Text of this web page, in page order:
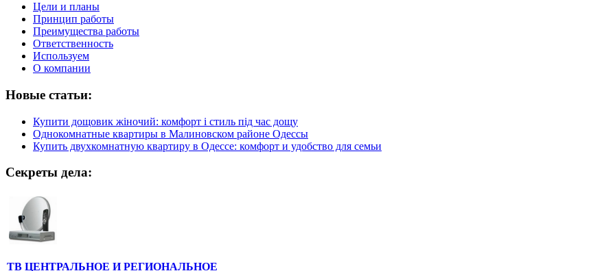
Цели и планы
Принцип работы
Преимущества работы
Ответственность
Используем
О компании
Новые статьи:
Купити дощовик жіночий: комфорт і стиль під час дощу
Однокомнатные квартиры в Малиновском районе Одессы
Купить двухкомнатную квартиру в Одессе: комфорт и удобство для семьи
Секреты дела:
ТВ ЦЕНТРАЛЬНОЕ И РЕГИОНАЛЬНОЕ